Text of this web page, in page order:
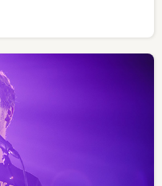
een nieuw verhaal. Het
terug te kijken: op zijn
over?